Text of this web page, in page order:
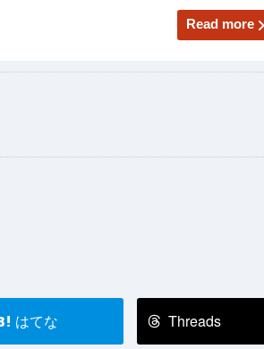
Read more
はてな Threads